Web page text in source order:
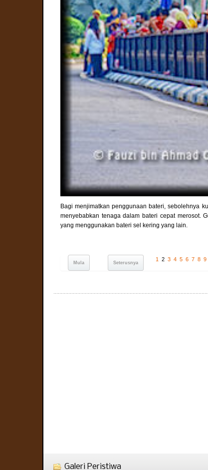
Bagi menjimatkan penggunaan bateri, sebolehnya
menyebabkan tenaga dalam bateri cepat merosot.
yang menggunakan bateri sel kering yang lain.
Mula Seterusnya
1 2 3 4 5 6 7 8 9
Galeri Peristiwa